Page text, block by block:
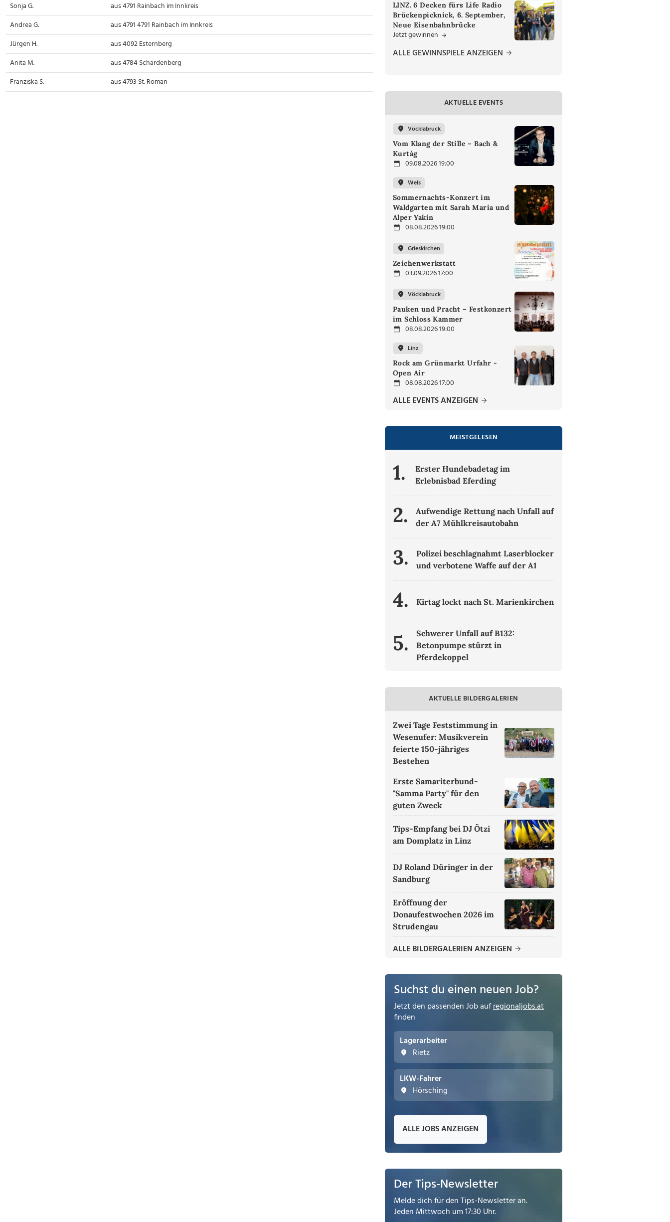
Sonja G.
aus 4791 Rainbach im Innkreis
Andrea G.
aus 4791 4791 Rainbach im Innkreis
Jürgen H.
aus 4092 Esternberg
Anita M.
aus 4784 Schardenberg
Franziska S.
aus 4793 St. Roman
LINZ. 6 Decken fürs Life Radio
Brückenpicknick, 6. September,
Neue Eisenbahnbrücke
Jetzt gewinnen
ALLE GEWINNSPIELE ANZEIGEN
AKTUELLE EVENTS
Vöcklabruck
Vom Klang der Stille – Bach &
Kurtág
09.08.2026 19:00
Wels
Sommernachts-Konzert im
Waldgarten mit Sarah Maria und
Alper Yakin
08.08.2026 19:00
Grieskirchen
Zeichenwerkstatt
03.09.2026 17:00
Vöcklabruck
Pauken und Pracht – Festkonzert
im Schloss Kammer
08.08.2026 19:00
Linz
Rock am Grünmarkt Urfahr -
Open Air
08.08.2026 17:00
ALLE EVENTS ANZEIGEN
MEISTGELESEN
1.
Erster Hundebadetag im
Erlebnisbad Eferding
2.
Aufwendige Rettung nach Unfall auf
der A7 Mühlkreisautobahn
3.
Polizei beschlagnahmt Laserblocker
und verbotene Waffe auf der A1
4. Kirtag lockt nach St. Marienkirchen
5.
Schwerer Unfall auf B132:
Betonpumpe stürzt in
Pferdekoppel
AKTUELLE BILDERGALERIEN
Zwei Tage Feststimmung in
Wesenufer: Musikverein
feierte 150-jähriges
Bestehen
Erste Samariterbund-
"Samma Party" für den
guten Zweck
Tips-Empfang bei DJ Ötzi
am Domplatz in Linz
DJ Roland Düringer in der
Sandburg
Eröffnung der
Donaufestwochen 2026 im
Strudengau
ALLE BILDERGALERIEN ANZEIGEN
Suchst du einen neuen Job?
Jetzt den passenden Job aufregionaljobs.at
finden
Lagerarbeiter
Rietz
LKW-Fahrer
Hörsching
ALLE JOBS ANZEIGEN
Der Tips-Newsletter
Melde dich für den Tips-Newsletter an.
Jeden Mittwoch um 17:30 Uhr.